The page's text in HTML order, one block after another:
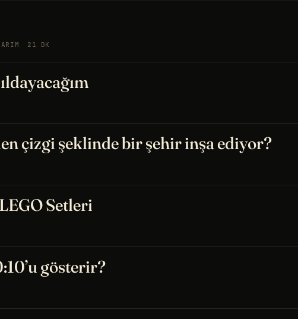
21 DK
çizgi şeklinde bir şehir inşa ediyor?
Setleri
gösterir?